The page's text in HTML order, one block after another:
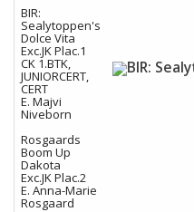
BIR:
Sealytoppen's
Dolce Vita
Exc.JK Plac.1
CK 1.BTK,
JUNIORCERT,
CERT
E. Majvi
Niveborn
Rosgaards
Boom Up
Dakota
Exc.JK Plac.2
E. Anna-Marie
Rosgaard